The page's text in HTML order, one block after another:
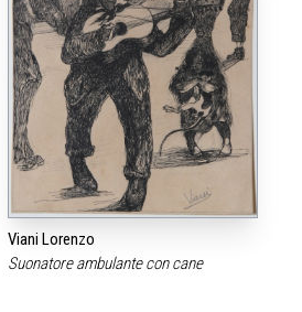
Viani Lorenzo
Suonatore ambulante con cane